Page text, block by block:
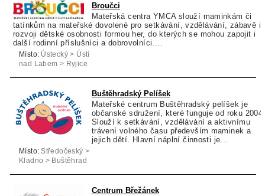
Broučci
Mateřská centra YMCA slouží maminkám či
tatínkům na mateřské dovolené pro setkávání, vzdělávání, zábavě i
rozvoji dětské osobnosti formou her, do kterých se mohou zapojit i
další rodinní příslušníci a dobrovolníci....
Místo: Ústecký > Ústí
nad Labem > Ryjice
Buštěhradský Pelíšek
Mateřské centrum Buštěhradský pelíšek je
občanské sdružení, které funguje od roku 2004.
Slouží k setkávání, vzdělávání a aktivnímu
trávení volného času především maminek a
jejich dětí. Hlavní náplní činnosti je...
Místo: Středočeský >
Kladno > Buštěhrad
Centrum Břežánek